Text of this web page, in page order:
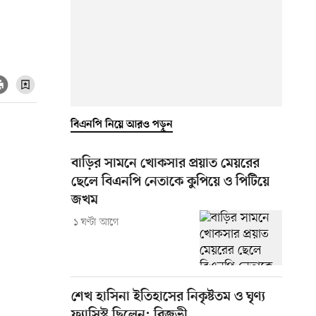
বিএনপি নিয়ে আরও পড়ুন
বাড়ির সামনে খোকসার প্রয়াত মেয়রের
ছেলে বিএনপি নেতাকে কুপিয়ে ও পিটিয়ে
জখম
১ ঘণ্টা আগে
শেখ হাসিনা ইতিহাসের নিকৃষ্টতম ও ঘৃণ্য